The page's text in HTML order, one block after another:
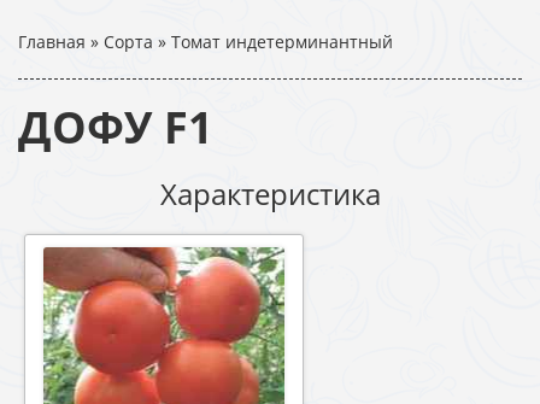
Главная » Сорта » Томат индетерминантный
ДОФУ F1
Характеристика